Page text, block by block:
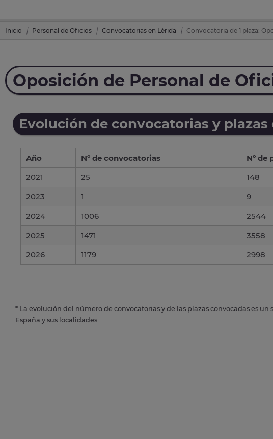
Inicio Personal de Oficios Convocatorias en Lérida Convocatoria de 1 plaza:
Oposición de Personal de
Evolución de convocatorias y plazas
Año Nº de convocatorias
Nº de
2021
25
148
2023
1
9
2024
1006
2544
2025
1471
3558
2026
1179 2998
* La evolución del número de convocatorias y de las plazas convocadas es
España y sus localidades